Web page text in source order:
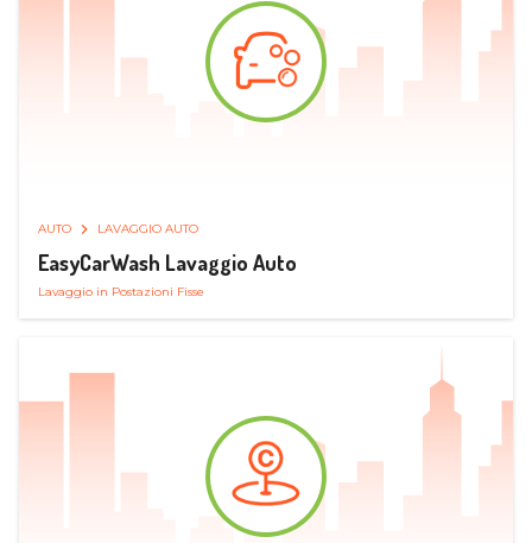
AUTO LAVAGGIO AUTO
EasyCarWash Lavaggio Auto
Lavaggio in Postazioni Fisse